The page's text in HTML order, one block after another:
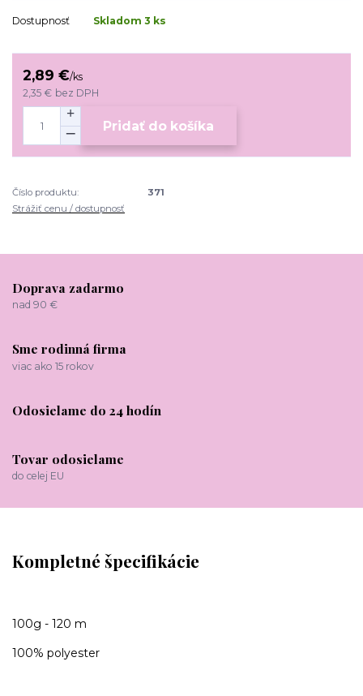
Dostupnosť Skladom 3 ks
2,89 €/ks
2,35 € bez DPH
Pridať do košíka
Číslo produktu:
371
Strážiť cenu / dostupnosť
Doprava zadarmo
nad 90 €
Sme rodinná firma
viac ako 15 rokov
Odosielame do 24 hodín
Tovar odosielame
do celej EU
Kompletné špecifikácie
100g - 120 m
100% polyester